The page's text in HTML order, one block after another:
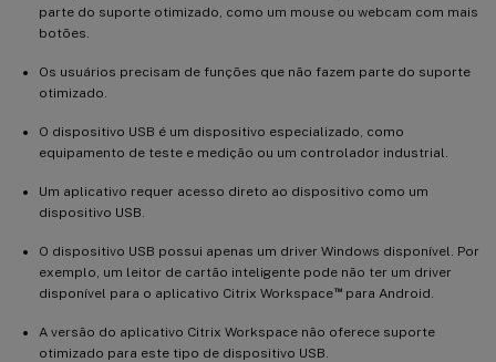
parte do suporte otimizado, como um mouse ou webcam com mais
botões.
Os usuários precisam de funções que não fazem parte do suporte
otimizado.
O dispositivo USB é um dispositivo especializado, como
equipamento de teste e medição ou um controlador industrial.
Um aplicativo requer acesso direto ao dispositivo como um
dispositivo USB.
O dispositivo USB possui apenas um driver Windows disponível. Por
exemplo, um leitor de cartão inteligente pode não ter um driver
disponível para o aplicativo Citrix Workspace™para Android.
A versão do aplicativo Citrix Workspace não oferece suporte
otimizado para este tipo de dispositivo USB.